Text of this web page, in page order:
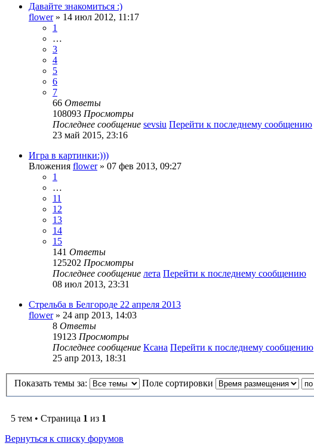
Давайте знакомиться :)
flower» 14 июл 2012, 11:17
1
…
3
4
5
6
7
66 Ответы
108093 Просмотры
Последнее сообщение sevsiu Перейти к последнему сообщению
23 май 2015, 23:16
Игра в картинки:)))
Вложения flower» 07 фев 2013, 09:27
1
…
11
12
13
14
15
141 Ответы
125202 Просмотры
Последнее сообщение лета Перейти к последнему сообщению
08 июл 2013, 23:31
Стрельба в Белгороде 22 апреля 2013
flower» 24 апр 2013, 14:03
8 Ответы
19123 Просмотры
Последнее сообщение Ксана Перейти к последнему сообщению
25 апр 2013, 18:31
Показать темы за: Поле сортировки
5 тем • Страница 1 из 1
Вернуться к списку форумов